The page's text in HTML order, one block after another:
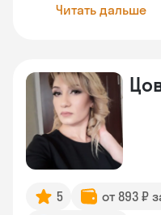
Читать дальше
5 от 893 ₽